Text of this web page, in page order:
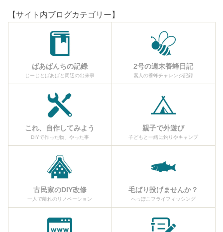
【サイト内ブログカテゴリー】
ばあばんちの記録
じーじとばあばと周辺の出来事
2号の週末養蜂日記
素人の養蜂チャレンジ記録
これ、自作してみよう
DIYで作った物、やった事
親子で外遊び
子どもと一緒に釣りやキャンプ
古民家のDIY改修
一人で離れのリノベーション
毛ばり投げませんか？
へっぽこフライフィッシング